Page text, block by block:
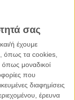
σας
ή έχουμε
όπως τα cookies,
μοναδικοί
που
διαφημίσεις
έρευνα